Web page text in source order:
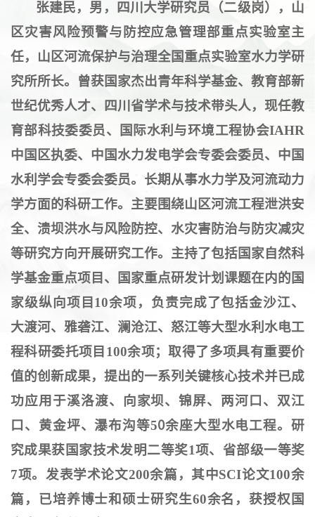
张建民，男，四川大学研究员（二级岗），山
区灾害风险预警与防控应急管理部重点实验室主
任，山区河流保护与治理全国重点实验室水力学研
究所所长。曾获国家杰出青年科学基金、教育部新
世纪优秀人才、四川省学术与技术带头人，现任教
育部科技委委员、国际水利与环境工程协会IAHR
中国区执委、中国水力发电学会专委会委员、中国
水利学会专委会委员。长期从事水力学及河流动力
学方面的科研工作。主要围绕山区河流工程泄洪安
全、溃坝洪水与风险防控、水灾害防治与防灾减灾
等研究方向开展研究工作。主持了包括国家自然科
学基金重点项目、国家重点研发计划课题在内的国
家级纵向项目10余项，负责完成了包括金沙江、
大渡河、雅砻江、澜沧江、怒江等大型水利水电工
程科研委托项目100余项；取得了多项具有重要价
值的创新成果，提出的一系列关键核心技术并已成
功应用于溪洛渡、向家坝、锦屏、两河口、双江
口、黄金坪、瀑布沟等50余座大型水电工程。研
究成果获国家技术发明二等奖1项、省部级一等奖
7项。发表学术论文200余篇，其中SCI论文100余
篇，已培养博士和硕士研究生60余名，获授权国